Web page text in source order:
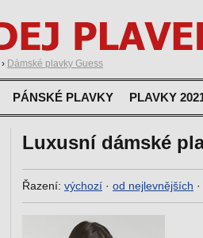
› Dámské plavky Guess
PÁNSKÉ PLAVKY PLAVKY
Luxusní dámské
Řazení: výchozí · od nejlevnějších ·